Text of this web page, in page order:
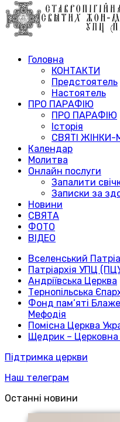
Головна
КОНТАКТИ
Предстоятель
Настоятель
ПРО ПАРАФІЮ
ПРО ПАРАФІЮ
Історія
СВЯТІ ЖІНКИ-
Календар
Молитва
Онлайн послуги
Запалити
Записки за
Новини
СВЯТА
ФОТО
ВІДЕО
Вселенський
Патріархія УПЦ
Андріївська Церква
Тернопільська
Фонд пам’яті
Мефодія
Помісна Церква
Щедрик – Церковна
Підтримка церкви
Наш телеграм
Останні новини